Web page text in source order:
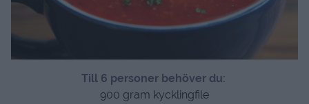
Till 6 personer behöver du:
900 gram kycklingfile